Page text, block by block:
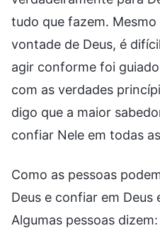
tudo que fazem.
vontade de Deus, é
agir conforme foi
com as verdades
digo que a maior
confiar Nele em todas
Como as pessoas
Deus e confiar em Deus
Algumas pessoas